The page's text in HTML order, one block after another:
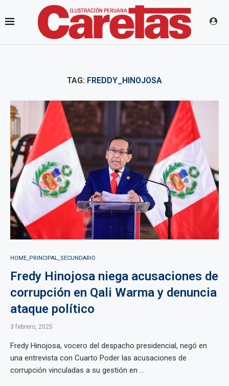
TAG: FREDDY_HINOJOSA
HOME_PRINCIPAL_SECUNDARIO
Fredy Hinojosa niega acusaciones de
corrupción en Qali Warma y denuncia
ataque político
3 febrero, 2025
Fredy Hinojosa, vocero del despacho presidencial, negó en
una entrevista con Cuarto Poder las acusaciones de
corrupción vinculadas a su gestión en ...